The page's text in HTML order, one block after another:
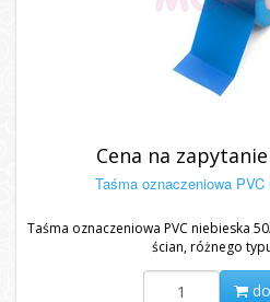
Cena na
Taśma oznaczeniowa
Taśma oznaczeniowa PVC niebieska
ścian, różnego